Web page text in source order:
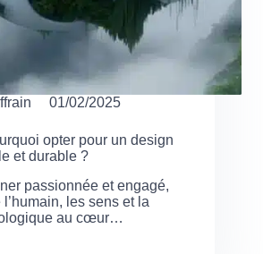
01/02/2025
opter pour un design
et durable ?
passionnée et engagé,
les sens et la
au cœur…